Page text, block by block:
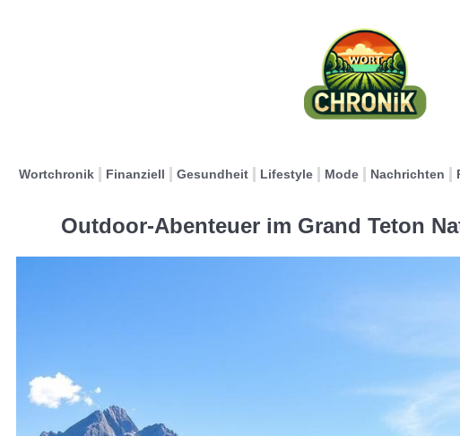
Wortchronik Finanziell Gesundheit Lifestyle Mode Nachrichten
Outdoor-Abenteuer im Grand Teton